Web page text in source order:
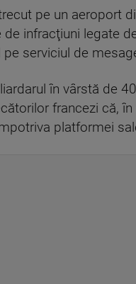
pe un aeroport
infracţiuni legate
serviciul de
în vârstă de
francezi că,
platformei